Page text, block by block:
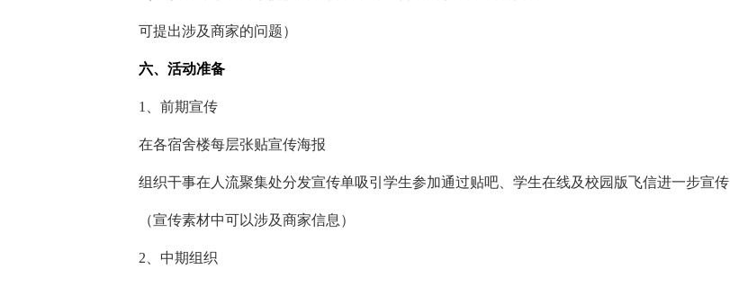
可提出涉及商家的问题）
六、活动准备
1、前期宣传
在各宿舍楼每层张贴宣传海报
组织干事在人流聚集处分发宣传单吸引学生参加通过贴吧、学生在线及校园版飞信进一步宣传
（宣传素材中可以涉及商家信息）
2、中期组织